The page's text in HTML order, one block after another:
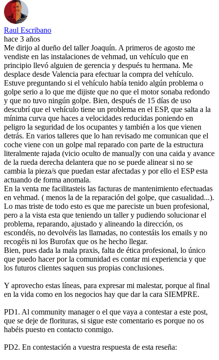
Raul Escribano
hace 3 años
Me dirijo al dueño del taller Joaquín. A primeros de agosto me
vendiste en las instalaciones de vehmad, un vehículo que en
principio llevó alguien de gerencia y después tu hermana. Me
desplace desde Valencia para efectuar la compra del vehículo.
Estuve preguntando si el vehículo había tenido algún problema o
golpe serio a lo que me dijiste que no que el motor sonaba redondo
y que no tuvo ningún golpe. Bien, después de 15 días de uso
descubrí que el vehículo tiene un problema en el ESP, que salta a la
mínima curva que haces a velocidades reducidas poniendo en
peligro la seguridad de los ocupantes y también a los que vienen
detrás. En varios talleres que lo han revisado me comunican que el
coche viene con un golpe mal reparado con parte de la estructura
literalmente rajada (vicio oculto de manual)y con una caida y avance
de la rueda derecha delantera que no se puede alinear si no se
cambia la pieza/s que puedan estar afectadas y por ello el ESP esta
actuando de forma anomala.
En la venta me facilitasteis las facturas de mantenimiento efectuadas
en vehmad. ( menos la de la reparación del golpe, que casualidad...).
Lo mas triste de todo esto es que me pareciste un buen profesional,
pero a la vista esta que teniendo un taller y pudiendo solucionar el
problema, reparando, ajustado y alineando la dirección, os
escondéis, no devolvéis las llamadas, no contestáis los emails y no
recogéis ni los Burofax que os he hecho llegar.
Bien, pues dada la mala praxis, falta de ética profesional, lo único
que puedo hacer por la comunidad es contar mi experiencia y que
los futuros clientes saquen sus propias conclusiones.
Y aprovecho estas líneas, para expresar mi malestar, porque al final
en la vida como en los negocios hay que dar la cara SIEMPRE.
PD1. Al community manager o el que vaya a contestar a este post,
que se deje de florituras, si sigue este comentario es porque no os
habéis puesto en contacto conmigo.
PD2. En contestación a vuestra respuesta de esta reseña: